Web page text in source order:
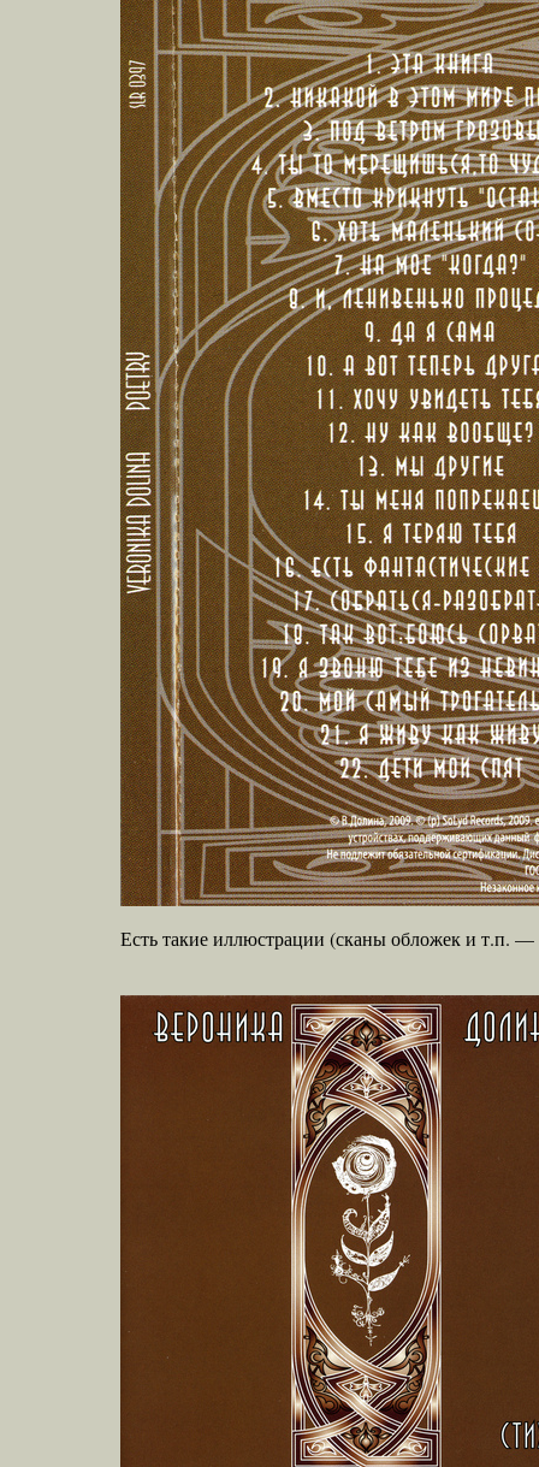
Есть такие иллюстрации (сканы обложек и т.п.